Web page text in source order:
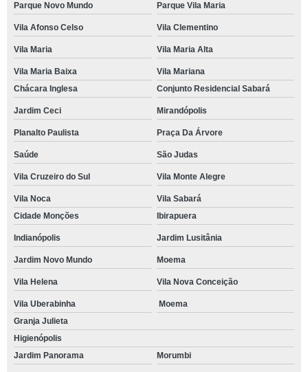
Parque Novo Mundo Parque Vila Maria
Vila Afonso Celso Vila Clementino
Vila Maria Vila Maria Alta
Vila Maria Baixa
Vila Mariana
Chácara Inglesa
Conjunto Residencial Sabará
Jardim Ceci Mirandópolis
Planalto Paulista Praça Da Árvore
Saúde São Judas
Vila Cruzeiro do Sul Vila Monte Alegre
Vila Noca
Vila Sabará
Cidade Monções
Ibirapuera
Indianópolis Jardim Lusitânia
Jardim Novo Mundo Moema
Vila Helena Vila Nova Conceição
Vila Uberabinha
Moema
Granja Julieta
Higienópolis
Jardim Panorama
Morumbi